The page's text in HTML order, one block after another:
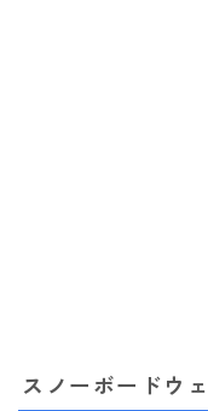
スノーボードウ